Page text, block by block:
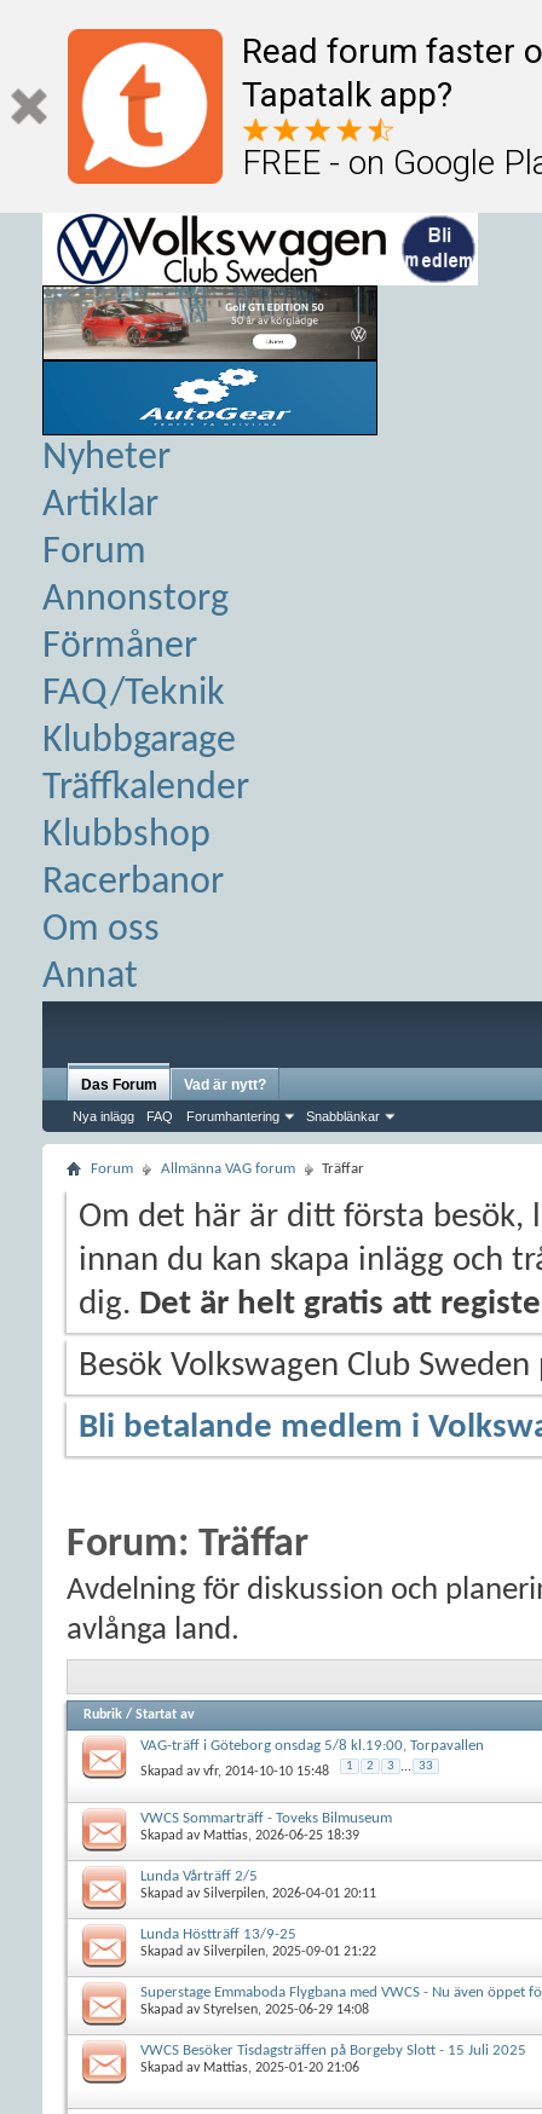
Read forum faster
Tapatalk app?
FREE - on Google
Nyheter
Artiklar
Forum
Annonstorg
Förmåner
FAQ/Teknik
Klubbgarage
Träffkalender
Klubbshop
Racerbanor
Om oss
Annat
Das Forum
Nya inlägg FAQ Forumhantering Snabblänkar
Vad är nytt?
Forum Allmänna VAG forum Träffar
Om det här är ditt första besök,
innan du kan skapa inlägg och
dig. Det är helt gratis att
Besök Volkswagen Club
Bli betalande medlem i
Forum: Träffar
Avdelning för diskussion och
avlånga land.
Rubrik / Startat av
VAG-träff i Göteborg onsdag 5/8 kl.19:00, Torpavallen
Skapad avvfr, 2014-10-10 15:48 1 2 3 ... 33
VWCS Sommarträff - Toveks Bilmuseum
Skapad av Mattias, 2026-06-25 18:39
Lunda Vårträff 2/5
Skapad avSilverpilen, 2026-04-01 20:11
Lunda Höstträff 13/9-25
Skapad avSilverpilen, 2025-09-01 21:22
Superstage Emmaboda Flygbana med VWCS - Nu även öppet
Skapad avStyrelsen, 2025-06-29 14:08
VWCS Besöker Tisdagsträffen på Borgeby Slott - 15 Juli 2025
Skapad av Mattias, 2025-01-20 21:06